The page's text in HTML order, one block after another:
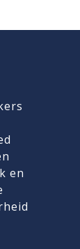
en